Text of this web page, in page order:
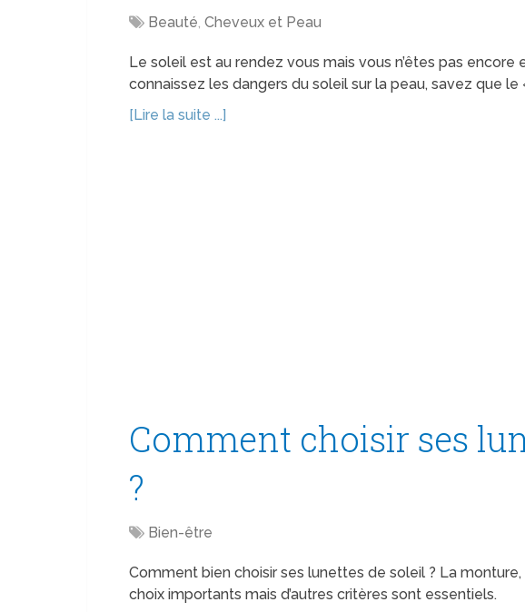
Beauté, Cheveux et Peau
Le soleil est au rendez vous mais vous n’êtes pas encore
connaissez les dangers du soleil sur la peau, savez que le
[Lire la suite ...]
Comment choisir ses
?
Bien-être
Comment bien choisir ses lunettes de soleil ? La
choix importants mais d’autres critères sont essentiels.